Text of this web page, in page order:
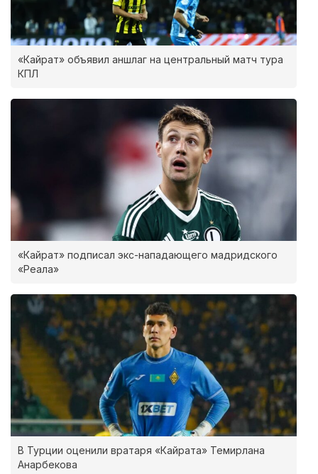
«Кайрат» объявил аншлаг на центральный матч тура
КПЛ
«Кайрат» подписал экс-нападающего мадридского
«Реала»
В Турции оценили вратаря «Кайрата» Темирлана
Анарбекова